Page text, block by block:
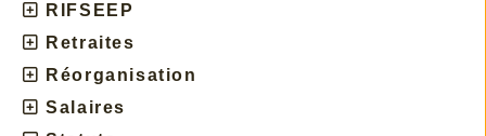
RIFSEEP
Retraites
Réorganisation
Salaires